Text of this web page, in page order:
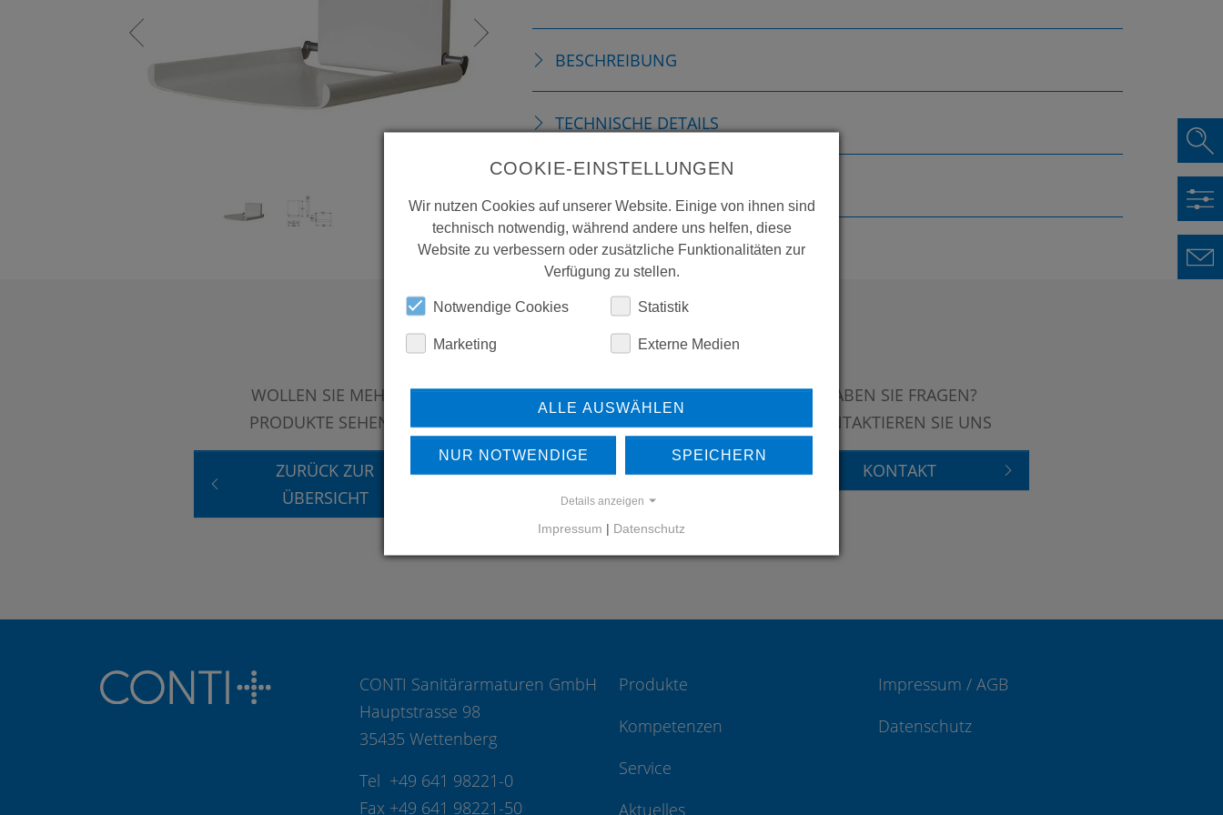
BESCHREIBUNG
TECHNISCHE DETAILS
WOLLEN SIE MEHR
PRODUKTE SEHEN?
ZURÜCK ZUR
ÜBERSICHT
ERFAHREN SIE MEHR ÜBER
UNSERE REFERENZEN
REFERENZEN
HABEN SIE FRAGEN?
KONTAKTIEREN SIE UNS
KONTAKT
CONTI Sanitärarmaturen GmbH
Hauptstrasse 98
35435 Wettenberg
Tel +49 641 98221-0
Fax +49 641 98221-50
Produkte
Kompetenzen
Service
Aktuelles
Impressum / AGB
Datenschutz
COOKIE-EINSTELLUNGEN
Wir nutzen Cookies auf unserer Website. Einige von ihnen sind
technisch notwendig, während andere uns helfen, diese
Website zu verbessern oder zusätzliche Funktionalitäten zur
Verfügung zu stellen.
Notwendige Cookies Statistik
Marketing Externe Medien
ALLE AUSWÄHLEN
NUR NOTWENDIGE SPEICHERN
Details anzeigen
Impressum | Datenschutz